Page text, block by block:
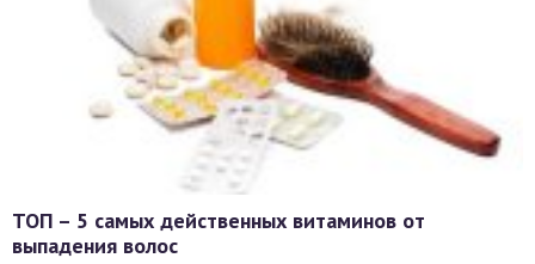
ТОП – 5 самых действенных витаминов от
выпадения волос